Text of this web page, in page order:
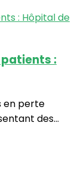
:
en perte
des...